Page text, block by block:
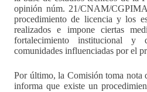
opinión núm. 21/CNAM/
procedimiento de licencia y los
realizados e impone ciertas
fortalecimiento institucional y
comunidades influenciadas por el
Por último, la Comisión toma nota
informa que existe un